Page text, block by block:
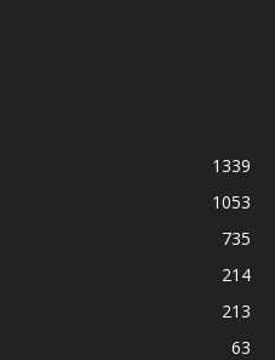
1339
1053
735
214
213
63